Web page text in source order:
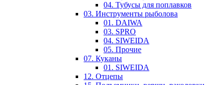
04. Тубусы для поплавков
03. Инструменты рыболова
01. DAIWA
03. SPRO
04. SIWEIDA
05. Прочие
07. Куканы
01. SIWEIDA
12. Отцепы